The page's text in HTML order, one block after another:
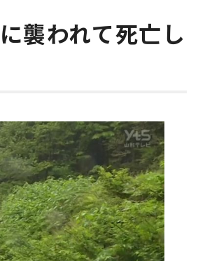
襲われて死亡し